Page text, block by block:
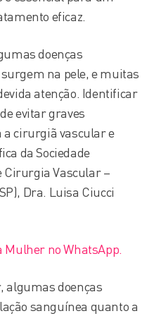
eficaz.
doenças
na pele, e muitas
atenção. Identificar
evitar graves
cirurgiã vascular e
da Sociedade
Cirurgia Vascular –
Dra. Luisa Ciucci
Mulher no WhatsApp.
algumas doenças
sanguínea quanto a